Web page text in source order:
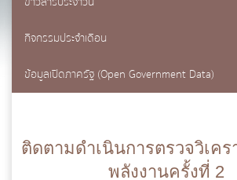
กิจกรรมประจำเดือน
ข้อมูลเปิดภาครัฐ (Open Government Data)
ติดตามดำเนินการตรวจวิเคร
พลังงานครั้งที่ 2